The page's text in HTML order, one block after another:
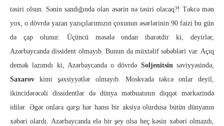
təsiri olsun. Sənin sandığında olan əsərin nə təsiri olacaq?! Təkcə mən
yox, o dövrdə yazan yazıçılarımızın çoxunun əsərlərinin 90 faizi bu gün
də çap olunur. Üçüncü məsələ ondan ibarətdir ki, deyirlər,
Azərbaycanda dissident olmayıb. Bunun da müxtəlif səbəbləri var. Açıq
demək lazımdı ki, Azərbaycanda o dövrdə Soljenitsinsəviyyəsində,
Saxarov kimi şəxsiyyətlər olmayıb. Moskvada təkcə onlar deyil,
ikincidərəcəli dissidentlər də dünya mətbuatının diqqət mərkəzində
idilər. Əgər onlara qarşı hər hansı bir aksiya olurdusa bütün dünyanın
xəbəri olardı. Azərbaycanda elə bir şey olsa heç kəsin xəbəri olmazdı,